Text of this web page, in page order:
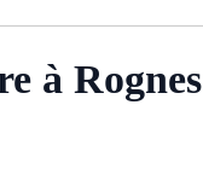
à Rognes